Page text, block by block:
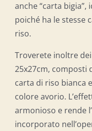
anche “carta
poiché ha le stesse
riso.
Troverete inoltre
25x27cm, composti
carta di riso bianca
colore avorio.
armonioso e rende
incorporato